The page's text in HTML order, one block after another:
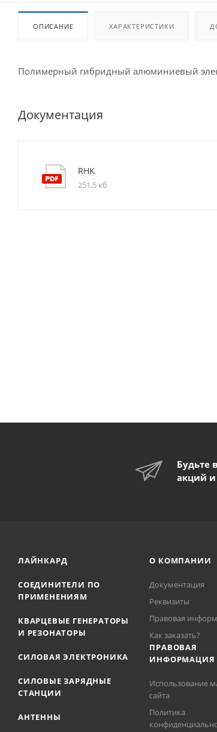
ОПИСАНИЕ ХАРАКТЕРИСТИКИ
Полимерный гибридный алюминиевый
Документация
RHK
251,5 кб
Будьте
акций и
ЛАЙНКАРД
СОЕДИНИТЕЛИ ПО
ПРИМЕНЕНИЯМ
КВАРЦЕВЫЕ ГЕНЕРАТОРЫ
И РЕЗОНАТОРЫ
СИЛОВАЯ ЭЛЕКТРОНИКА
СИЛОВЫЕ ЗАРЯДНЫЕ
СТАНЦИИ
АНТЕННЫ
О КОМПАНИИ
Документация
Реквизиты
Правовая
Как заказать?
ПРАВОВАЯ
ИНФОРМАЦИЯ
Использование
сайта
Политика